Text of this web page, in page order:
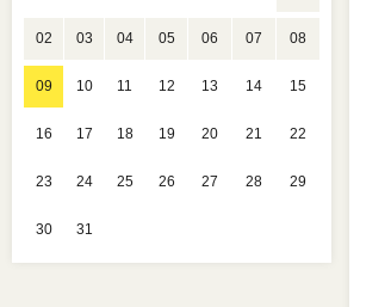
02 03 04 05 06 07 08
09 10 11 12 13 14 15
16 17 18 19 20 21 22
23 24 25 26 27 28 29
30 31